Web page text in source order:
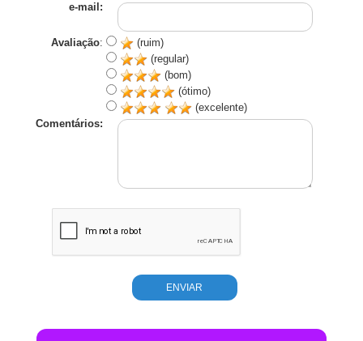
e-mail:
Avaliação:
(ruim)
(regular)
(bom)
(ótimo)
(excelente)
Comentários: